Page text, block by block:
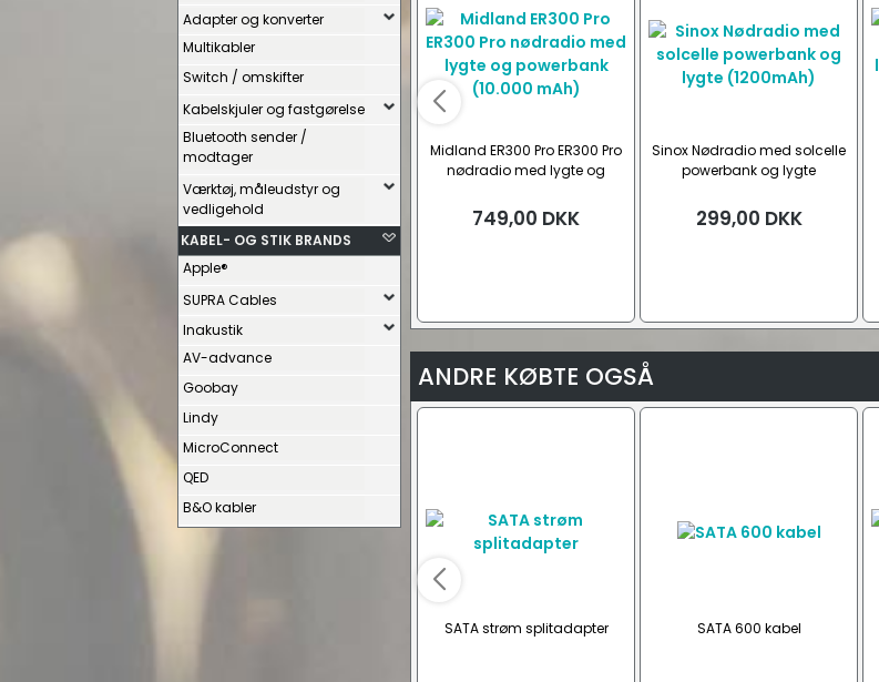
Adapter og konverter
Multikabler
Switch / omskifter
Kabelskjuler og fastgørelse
Bluetooth sender /
modtager
Værktøj, måleudstyr og
vedligehold
KABEL- OG STIK BRANDS
Apple®
SUPRA Cables
Inakustik
AV-advance
Goobay
Lindy
MicroConnect
QED
B&O kabler
Midland ER300 Pro ER300 Pro
nødradio med lygte og
749,00 DKK
Sinox Nødradio med solcelle
powerbank og lygte
299,00 DKK
ANDRE KØBTE OGSÅ
SATA strøm splitadapter SATA 600 kabel